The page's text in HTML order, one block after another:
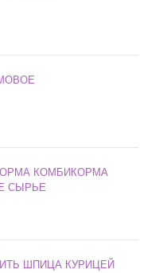
КОМБИКОРМА
СЫРЬЕ
ШПИЦА КУРИЦЕЙ